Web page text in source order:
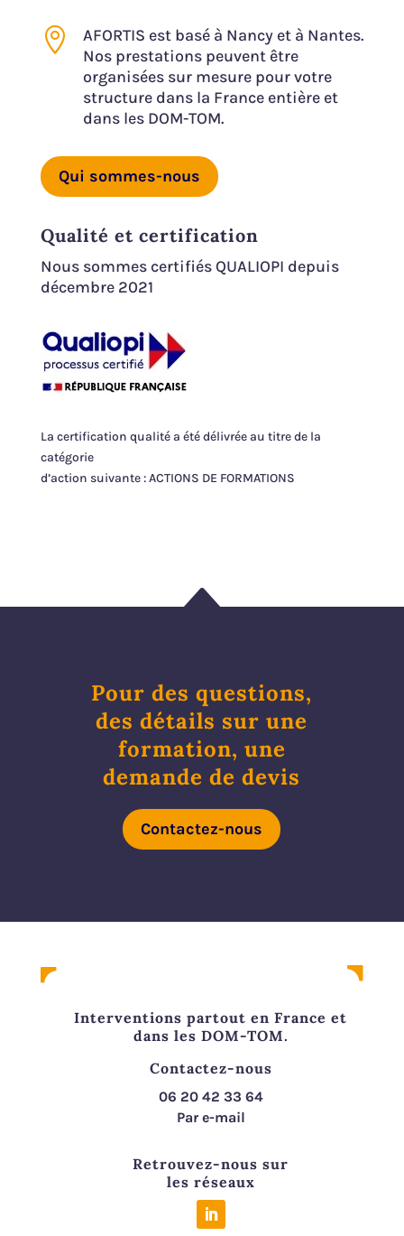

AFORTIS est basé à Nancy et à Nantes.
Nos prestations peuvent être
organisées sur mesure pour votre
structure dans la France entière et
dans les DOM-TOM.
Qui sommes-nous
Qualité et certification
Nous sommes certifiés QUALIOPI depuis
décembre 2021
La certification qualité a été délivrée au titre de la
catégorie
d’action suivante : ACTIONS DE FORMATIONS
B
Pour des questions,
des détails sur une
formation, une
demande de devis
Contactez-nous
Interventions partout en France et
dans les DOM-TOM.
Contactez-nous
06 20 42 33 64
Par e-mail
Retrouvez-nous sur
les réseaux